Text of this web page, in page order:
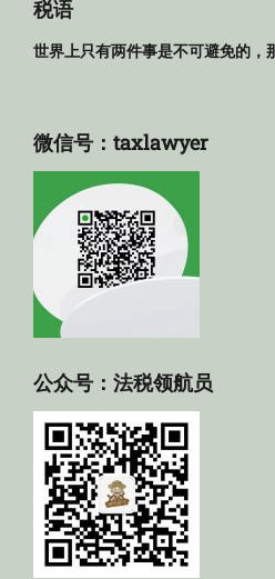
税语
世界上只有两件事是不可避免的，
微信号：taxlawyer
公众号：法税领航员